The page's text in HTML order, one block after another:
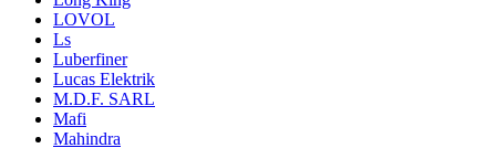
LOVOL
Ls
Luberfiner
Lucas Elektrik
M.D.F. SARL
Mafi
Mahindra